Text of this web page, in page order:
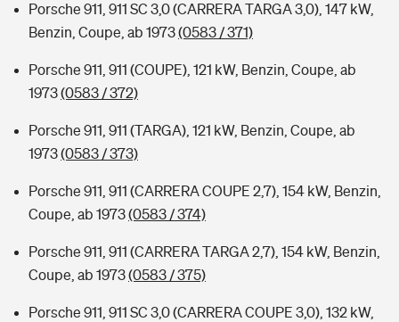
Porsche 911, 911 SC 3,0 (CARRERA TARGA 3,0), 147 kW,
Benzin, Coupe, ab 1973(0583 / 371)
Porsche 911, 911 (COUPE), 121 kW, Benzin, Coupe, ab
1973(0583 / 372)
Porsche 911, 911 (TARGA), 121 kW, Benzin, Coupe, ab
1973(0583 / 373)
Porsche 911, 911 (CARRERA COUPE 2,7), 154 kW, Benzin,
Coupe, ab 1973(0583 / 374)
Porsche 911, 911 (CARRERA TARGA 2,7), 154 kW, Benzin,
Coupe, ab 1973(0583 / 375)
Porsche 911, 911 SC 3,0 (CARRERA COUPE 3,0), 132 kW,